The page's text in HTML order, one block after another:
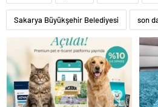
Sakarya Büyükşehir Belediyesi son